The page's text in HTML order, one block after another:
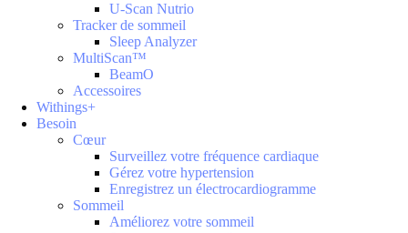
U-Scan Nutrio
Tracker de sommeil
Sleep Analyzer
MultiScan™
BeamO
Accessoires
Withings+
Besoin
Cœur
Surveillez votre fréquence cardiaque
Gérez votre hypertension
Enregistrez un électrocardiogramme
Sommeil
Améliorez votre sommeil